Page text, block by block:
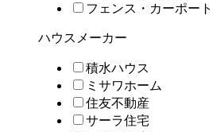
フェンス・カーポート
ハウスメーカー
積水ハウス
ミサワホーム
住友不動産
サーラ住宅